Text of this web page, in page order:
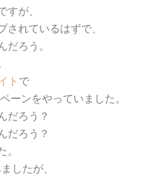
すが、
されているはずで、
だろう。
ト で
ーンをやっていました。
だろう？
だろう？
。
したが、